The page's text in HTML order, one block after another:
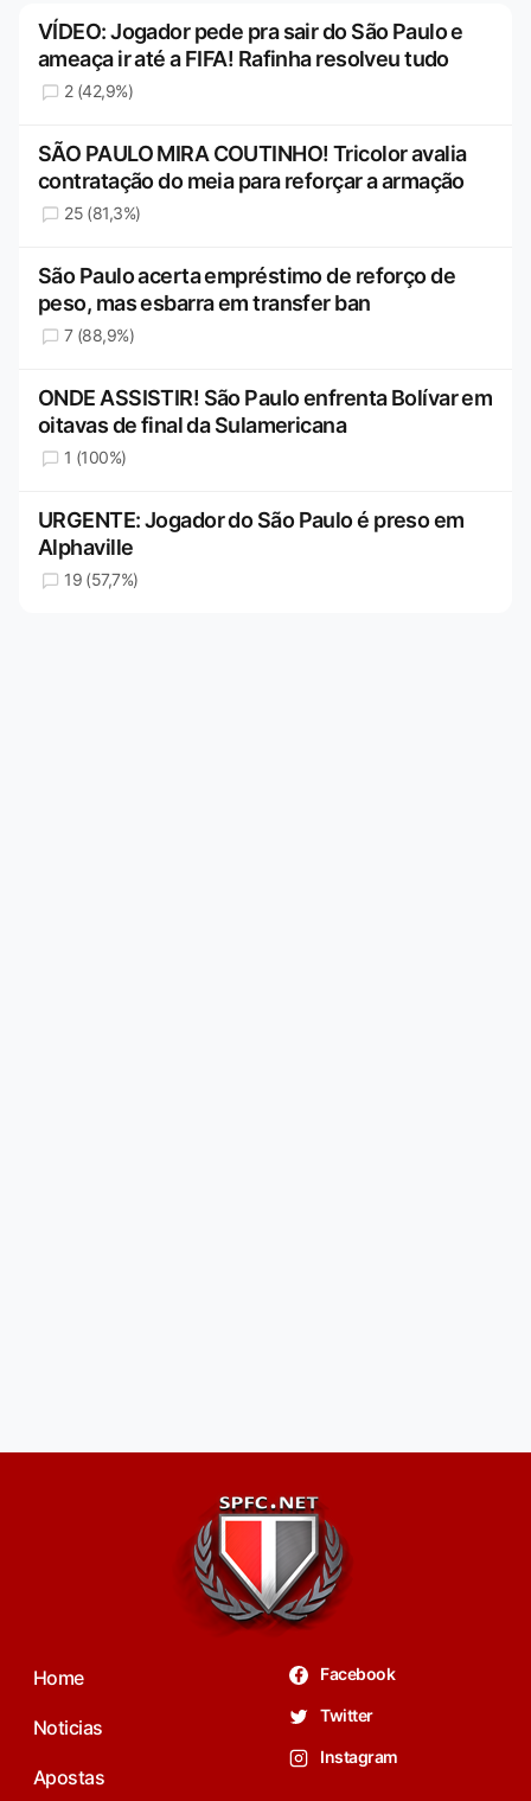
VÍDEO: Jogador pede pra sair do São Paulo e
ameaça ir até a FIFA! Rafinha resolveu tudo
2 (42,9%)
SÃO PAULO MIRA COUTINHO! Tricolor avalia
contratação do meia para reforçar a armação
25 (81,3%)
São Paulo acerta empréstimo de reforço de
peso, mas esbarra em transfer ban
7 (88,9%)
ONDE ASSISTIR! São Paulo enfrenta Bolívar em
oitavas de final da Sulamericana
1 (100%)
URGENTE: Jogador do São Paulo é preso em
Alphaville
19 (57,7%)
Home
Noticias
Apostas
Facebook
Twitter
Instagram